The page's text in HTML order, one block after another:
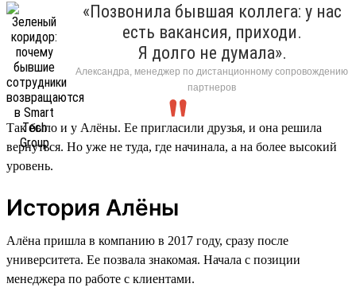
«Позвонила бывшая коллега: у нас
есть вакансия, приходи.
Я долго не думала».
Александра, менеджер по дистанционному сопровождению
партнеров
Так было и у Алёны. Ее пригласили друзья, и она решила
вернуться. Но уже не туда, где начинала, а на более высокий
уровень.
История Алёны
Алёна пришла в компанию в 2017 году, сразу после
университета. Ее позвала знакомая. Начала с позиции
менеджера по работе с клиентами.